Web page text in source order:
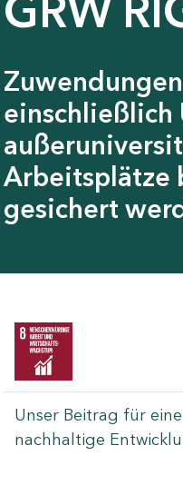
GRW
einschließlich
Arbeitsplätze
gesichert
Unser Beitrag für eine
nachhaltige